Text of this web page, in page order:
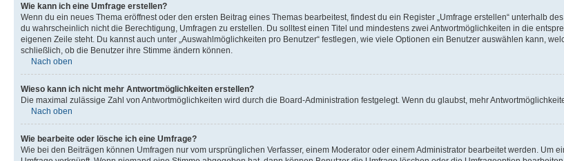
Wie kann ich eine Umfrage erstellen?
Wenn du ein neues Thema eröffnest oder den ersten Beitrag eines Themas bearbeitest, findest du ein Register „Umfrage erstellen“ unterhalb
du wahrscheinlich nicht die Berechtigung, Umfragen zu erstellen. Du solltest einen Titel und mindestens zwei Antwortmöglichkeiten in die
eigenen Zeile steht. Du kannst auch unter „Auswahlmöglichkeiten pro Benutzer“ festlegen, wie viele Optionen ein Benutzer auswählen kann,
schließlich, ob die Benutzer ihre Stimme ändern können.
Nach oben
Wieso kann ich nicht mehr Antwortmöglichkeiten erstellen?
Die maximal zulässige Zahl von Antwortmöglichkeiten wird durch die Board-Administration festgelegt. Wenn du glaubst, mehr
Nach oben
Wie bearbeite oder lösche ich eine Umfrage?
Wie bei den Beiträgen können Umfragen nur vom ursprünglichen Verfasser, einem Moderator oder einem Administrator bearbeitet werden. Um